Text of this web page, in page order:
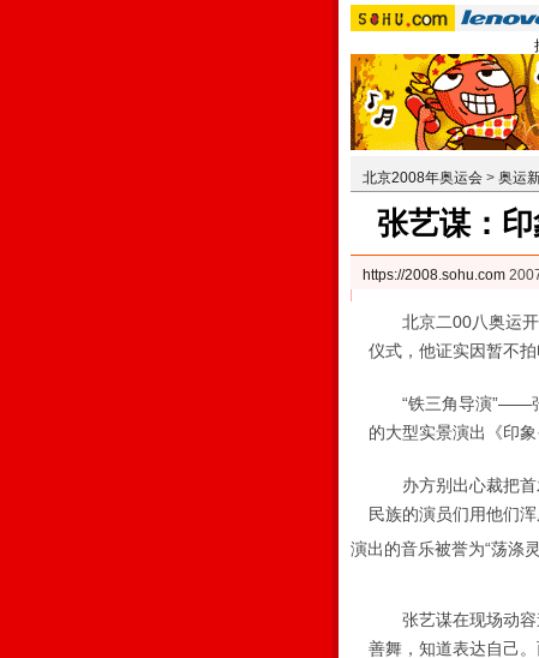
北京2008年奥运会 > 奥运
张艺谋：
https://2008.sohu.com
北京二00八奥运开
仪式，他证实因暂不
“铁三角导演”——张
的大型实景演出《印
办方别出心裁把首
民族的演员们用他们
演出的音乐被誉为“荡涤
张艺谋在现场动容
善舞，知道表达自己